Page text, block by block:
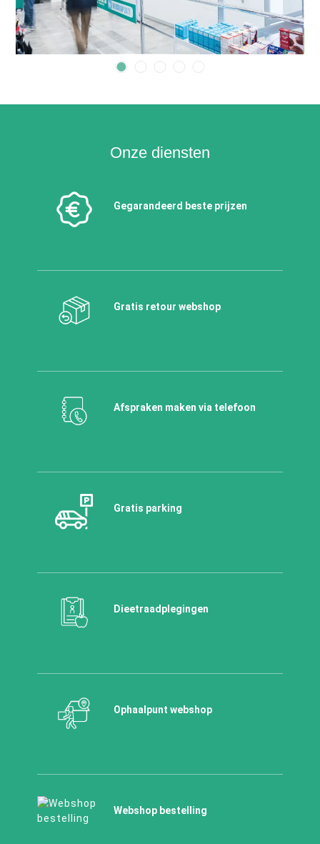
Onze diensten
Gegarandeerd beste prijzen
Gratis retour webshop
Afspraken maken via telefoon
Gratis parking
Dieetraadplegingen
Ophaalpunt webshop
Webshop bestelling